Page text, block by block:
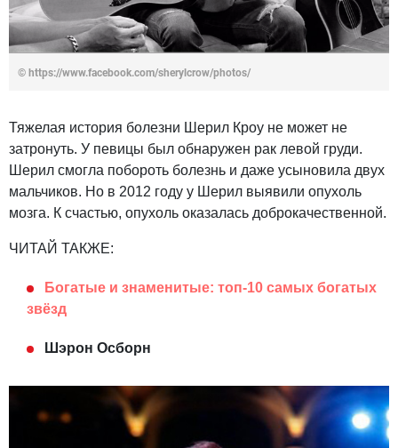
© https://www.facebook.com/sherylcrow/photos/
Тяжелая история болезни Шерил Кроу не может не
затронуть. У певицы был обнаружен рак левой груди.
Шерил смогла побороть болезнь и даже усыновила двух
мальчиков. Но в 2012 году у Шерил выявили опухоль
мозга. К счастью, опухоль оказалась доброкачественной.
ЧИТАЙ ТАКЖЕ:
Богатые и знаменитые: топ-10 самых богатых
звёзд
Шэрон Осборн